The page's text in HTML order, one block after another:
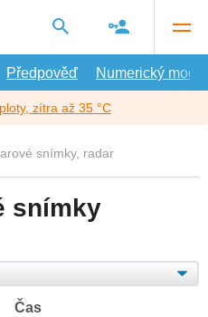
Předpověď Numerický model
zítra až 35 °C
snímky, radar
snímky
Čas